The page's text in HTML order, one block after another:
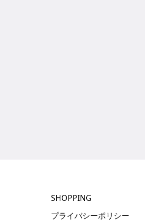
SHOPPING
プライバシーポリシー